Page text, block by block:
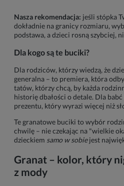
Nasza rekomendacja: jeśli stópka
dokładnie na granicy rozmiaru,
podstawa, a dzieci rosną szybciej,
Dla kogo są te buciki?
Dla rodziców, którzy wiedzą, że
generalna – to premiera, która
tatów, którzy chcą, by każda
historię dbałości o detale. Dla
prezentu, który wyrazi więcej niż
Te granatowe buciki to wybór
chwilę – nie czekając na "wielkie
dzieckiem samo w sobiejest
Granat – kolor, który
z mody